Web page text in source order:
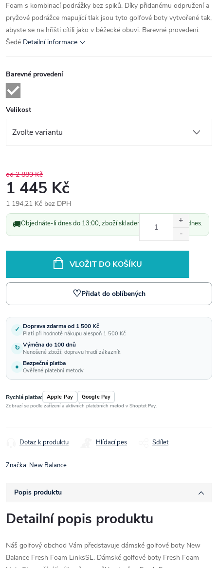
Foam s kombinací podrážky bez spiků. Díky přidanému odpružení a
pryžové podrážce mapující tlak jsou tyto golfové boty vytvořené tak,
abyste se na hřišti cítili jako v běžecké obuvi. Barevné provedení:
Šedé Detailní informace
Barevné provedení
Velikost
od 2 889 Kč
1 445 Kč
1 194,21 Kč bez DPH
Měrná
cena:
🚚Objednáte-li dnes do 13:00, zboží skladem odešleme ještě dnes.
VLOŽIT DO KOŠÍKU
♡Přidat do oblíbených
✓ Doprava zdarma od 1 500 Kč
Platí při hodnotě nákupu alespoň 1 500 Kč
↻ Výměna do 100 dnů
Nenošené zboží; dopravu hradí zákazník
● Bezpečná platba
Ověřené platební metody
Rychlá platba: Apple Pay Google Pay
Zobrazí se podle zařízení a aktivních platebních metod v Shoptet Pay.
Dotaz k produktu Hlídací pes Sdílet
Značka: New Balance
Popis produktu
Detailní popis produktu
Náš golfový obchod Vám představuje dámské golfové boty New
Balance Fresh Foam LinksSL. Dámské golfové boty Fresh Foam